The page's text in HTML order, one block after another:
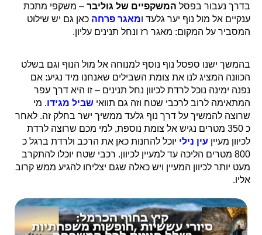
בדרך נעבור בפסל המשקפיים של גוליבר – משקפי מתכת
ענקיים אל מול נוף יער גלעד ומאגר פרחה כאן גם יש שילוט
המסביר על המקום: מאגר רז ונחל תנינים עליון.
בהמשך ישנו ספסל נוף נוסף למנוחה אל מול הנוף וגם בשלט
הכוונה המציג לנו את צומת השבילים שאנחנו מיד נגיע: אם
נפנה ימינה נוכל לרדת לכיוון נחל תנינים – זו היא דרך עפר
המתאימה לרוב לרכבי שטח וזה גם תוואי שביל מגידו. מי
שרוצה להמשיך על דרך נוף גלעד ממשיך ישר בחלק זה. לאחר
כ 350 מטרים נגיש אל צומת נוספת, למי מכם שרוצה לרדת
לכיוון מעיין עין נילי יוכל להחנות כאן את הרכב ולרדת ברגל כ
800 מטרים הליכה עד למעיין לכיוון. רכבי שטח יוכלו להתקרב
מעט יותר לכיוון המעיין ויש כאלה שגם יצליחו להגיע ממש קרוב
אליו.